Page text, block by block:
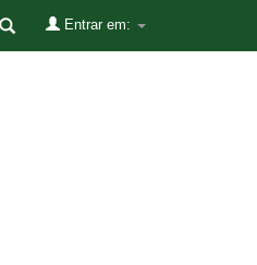
Entrar em: